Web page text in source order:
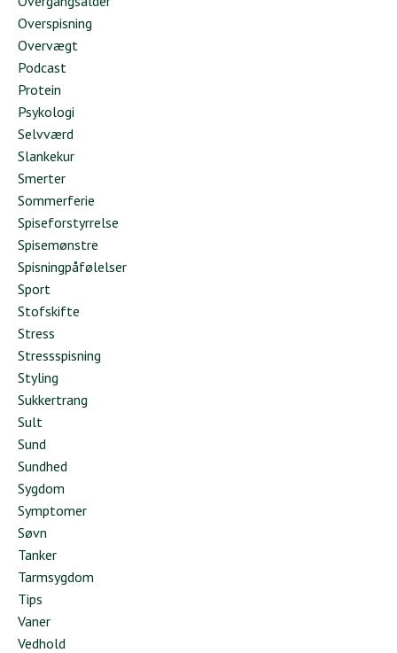
Overspisning
Overvægt
Podcast
Protein
Psykologi
Selvværd
Slankekur
Smerter
Sommerferie
Spiseforstyrrelse
Spisemønstre
Spisningpåfølelser
Sport
Stofskifte
Stress
Stressspisning
Styling
Sukkertrang
Sult
Sund
Sundhed
Sygdom
Symptomer
Søvn
Tanker
Tarmsygdom
Tips
Vaner
Vedhold